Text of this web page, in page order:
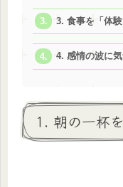
3. 食事を「体
4. 感情の波に
1. 朝の一杯